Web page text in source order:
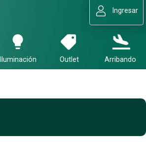
Ingresar
Iluminación Outlet Arribando